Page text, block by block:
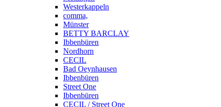
Westerkappeln
comma,
Münster
BETTY BARCLAY
Ibbenbüren
Nordhorn
CECIL
Bad Oeynhausen
Ibbenbüren
Street One
Ibbenbüren
CECIL / Street One